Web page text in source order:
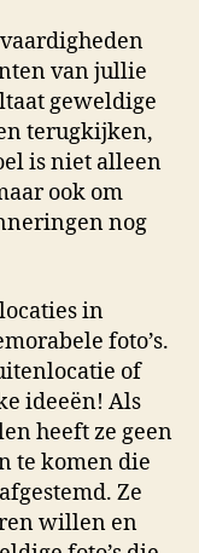
van jullie
geweldige
terugkijken,
is niet alleen
ook om
nog
in
foto’s.
of
ideeën! Als
heeft ze geen
te komen die
Ze
willen en